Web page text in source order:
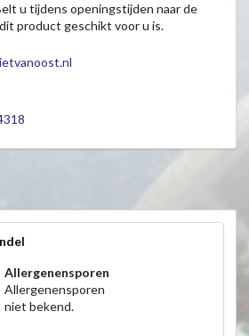
u tijdens openingstijden naar de
product geschikt voor u is.
Allergenensporen
Allergenensporen
niet bekend.